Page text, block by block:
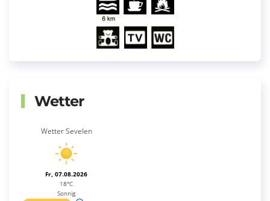
Wetter
Wetter Sevelen
Fr, 07.08.2026
18°C
Sonnig